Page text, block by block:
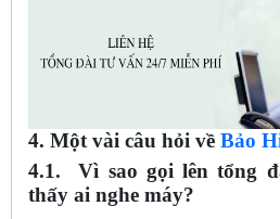
4. Một vài câu hỏi về Bảo
4.1. Vì sao gọi lên tổng
thấy ai nghe máy?